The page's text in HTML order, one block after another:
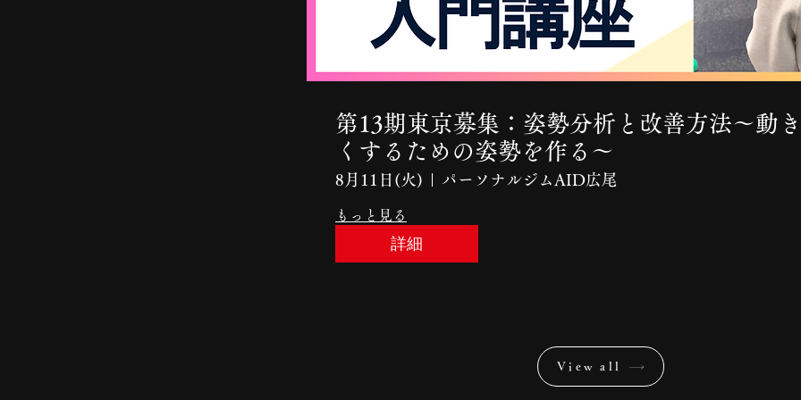
第13期東京募集：姿勢分析と改善方法〜動
くするための姿勢を作る〜
8月11日(火) パーソナルジムAID広尾
もっと見る
詳細
View all